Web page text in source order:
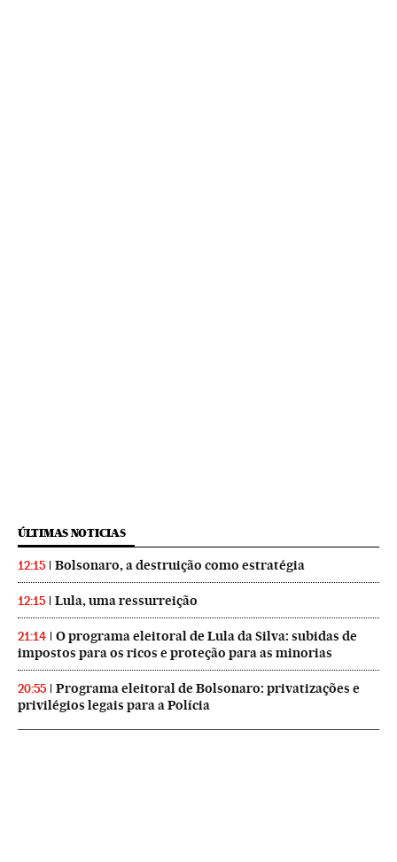
ÚLTIMAS NOTICIAS
12:15 Bolsonaro, a destruição como estratégia
12:15 Lula, uma ressurreição
21:14
O programa eleitoral de Lula da Silva: subidas de
impostos para os ricos e proteção para as minorias
20:55
Programa eleitoral de Bolsonaro: privatizações e
privilégios legais para a Polícia